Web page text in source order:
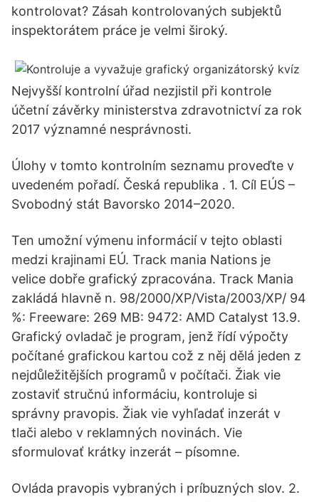
kontrolovat? Zásah kontrolovaných subjektů
inspektorátem práce je velmi široký.
Nejvyšší kontrolní úřad nezjistil při kontrole
účetní závěrky ministerstva zdravotnictví za rok
2017 významné nesprávnosti.
Úlohy v tomto kontrolním seznamu proveďte v
uvedeném pořadí. Česká republika . 1. Cíl EÚS –
Svobodný stát Bavorsko 2014–2020.
Ten umožní výmenu informácií v tejto oblasti
medzi krajinami EÚ. Track mania Nations je
velice dobře grafický zpracována. Track Mania
zakládá hlavně n. 98/2000/XP/Vista/2003/XP/ 94
%: Freeware: 269 MB: 9472: AMD Catalyst 13.9.
Grafický ovladač je program, jenž řídí výpočty
počítané grafickou kartou což z něj dělá jeden z
nejdůležitějších programů v počítači. Žiak vie
zostaviť stručnú informáciu, kontroluje si
správny pravopis. Žiak vie vyhľadať inzerát v
tlači alebo v reklamných novinách. Vie
sformulovať krátky inzerát – písomne.
Ovláda pravopis vybraných i príbuzných slov. 2.